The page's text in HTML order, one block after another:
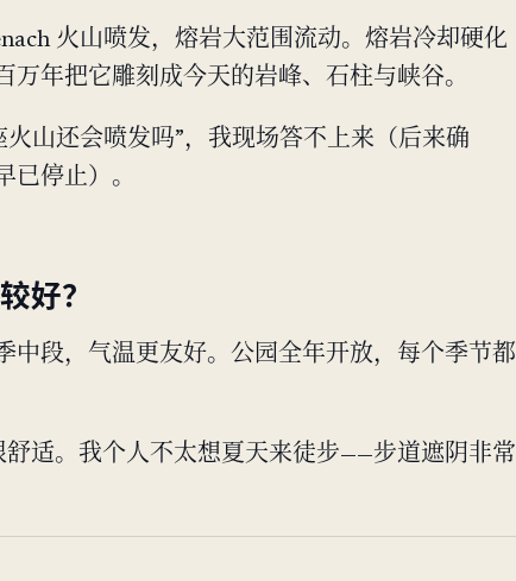
火山喷发，熔岩大范围流动。熔岩冷却硬化
万年把它雕刻成今天的岩峰、石柱与峡谷。
火山还会喷发吗”，我现场答不上来（后来确
已停止）。
好？
中段，气温更友好。公园全年开放，每个季节都
舒适。我个人不太想夏天来徒步——步道遮阴非常